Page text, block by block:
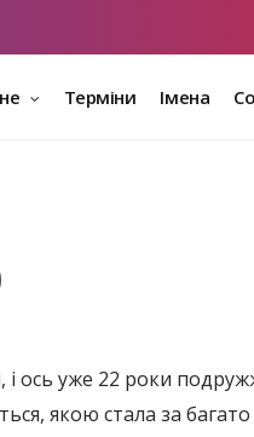
Терміни Імена
і ​​ось уже 22 роки
якою стала за багато